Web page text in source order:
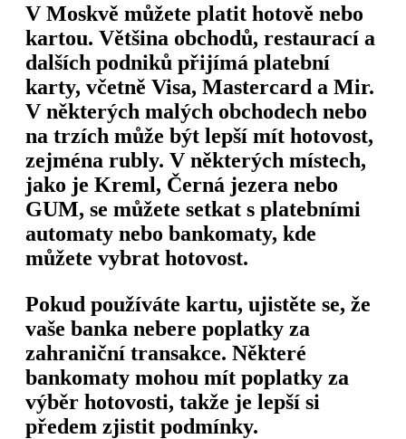
V Moskvě můžete platit hotově nebo
kartou. Většina obchodů, restaurací a
dalších podniků přijímá platební
karty, včetně Visa, Mastercard a Mir.
V některých malých obchodech nebo
na trzích může být lepší mít hotovost,
zejména rubly. V některých místech,
jako je Kreml, Černá jezera nebo
GUM, se můžete setkat s platebními
automaty nebo bankomaty, kde
můžete vybrat hotovost.
Pokud používáte kartu, ujistěte se, že
vaše banka nebere poplatky za
zahraniční transakce. Některé
bankomaty mohou mít poplatky za
výběr hotovosti, takže je lepší si
předem zjistit podmínky.